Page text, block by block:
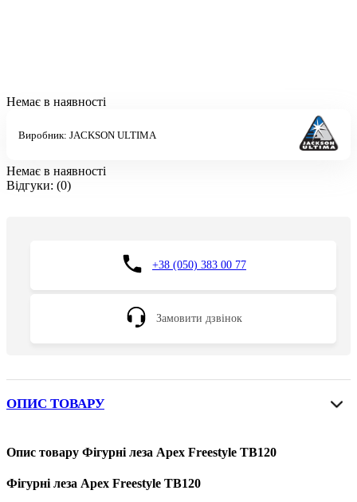
Немає в наявності
Виробник: JACKSON ULTIMA
Немає в наявності
Відгуки: (0)
+38 (050) 383 00 77
Замовити дзвінок
ОПИС ТОВАРУ
Опис товару Фігурні леза Apex Freestyle TB120
Фігурні леза Apex Freestyle TB120